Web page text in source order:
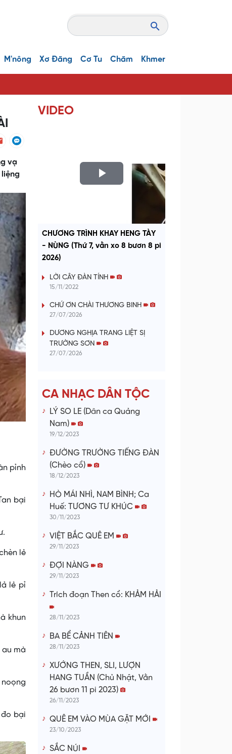
M'nông Xơ Đăng Cơ Tu Chăm Khmer
vạ
pỉnh
bại
lẻ
lẻ pỉ
khun
au mà
bại
VIDEO
P
a
y
V
i
e
CHƯƠNG TRÌNH KHAY HENG TÀY
- NÙNG (Thứ 7, vằn xo 8 bươn 8 pi
2026)
LỜI CÂY ĐÀN TÍNH
15/11/2022
CHỨ ƠN CHÀI THƯƠNG BINH
27/07/2026
DƯƠNG NGHỊA TRANG LIỆT SỊ
TRƯỜNG SƠN
27/07/2026
CA NHẠC DÂN TỘC
LÝ SO LE (Dân ca Quảng
Nam)
19/12/2023
ĐƯỜNG TRƯỜNG TIẾNG ĐÀN
(Chèo cổ)
18/12/2023
HÒ MÁI NHÌ, NAM BÌNH; Ca
Huế: TƯƠNG TƯ KHÚC
30/11/2023
VIỆT BẮC QUÊ EM
29/11/2023
ĐỢI NÀNG
29/11/2023
Trích đoạn Then cổ: KHẢM HẢI
28/11/2023
BA BỂ CẢNH TIÊN
28/11/2023
XƯỚNG THEN, SLI, LƯỢN
HANG TUẦN (Chủ Nhật, Vằn
26 bươn 11 pi 2023)
26/11/2023
QUÊ EM VÀO MÙA GẶT MỚI
23/10/2023
SẮC NÚI